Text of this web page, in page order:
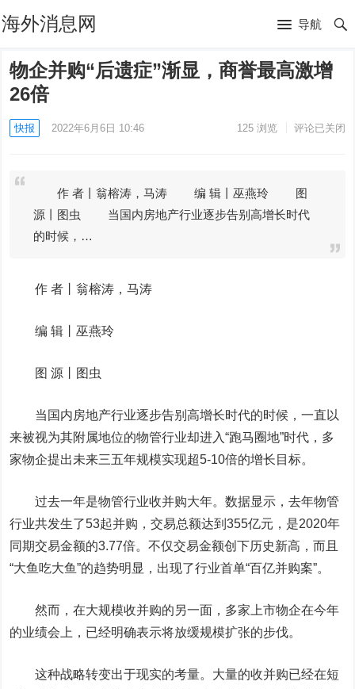
海外消息网 导航
物企并购“后遗症”渐显，商誉最高激增
26倍
快报 2022年6月6日 10:46 125浏览 评论已关闭
作 者丨翁榕涛，马涛 编 辑丨巫燕玲 图
源丨图虫 当国内房地产行业逐步告别高增长时代
的时候，…
作 者丨翁榕涛，马涛
编 辑丨巫燕玲
图 源丨图虫
当国内房地产行业逐步告别高增长时代的时候，一直以
来被视为其附属地位的物管行业却进入“跑马圈地”时代，多
家物企提出未来三五年规模实现超5-10倍的增长目标。
过去一年是物管行业收并购大年。数据显示，去年物管
行业共发生了53起并购，交易总额达到355亿元，是2020年
同期交易金额的3.77倍。不仅交易金额创下历史新高，而且
“大鱼吃大鱼”的趋势明显，出现了行业首单“百亿并购案”。
然而，在大规模收并购的另一面，多家上市物企在今年
的业绩会上，已经明确表示将放缓规模扩张的步伐。
这种战略转变出于现实的考量。大量的收并购已经在短